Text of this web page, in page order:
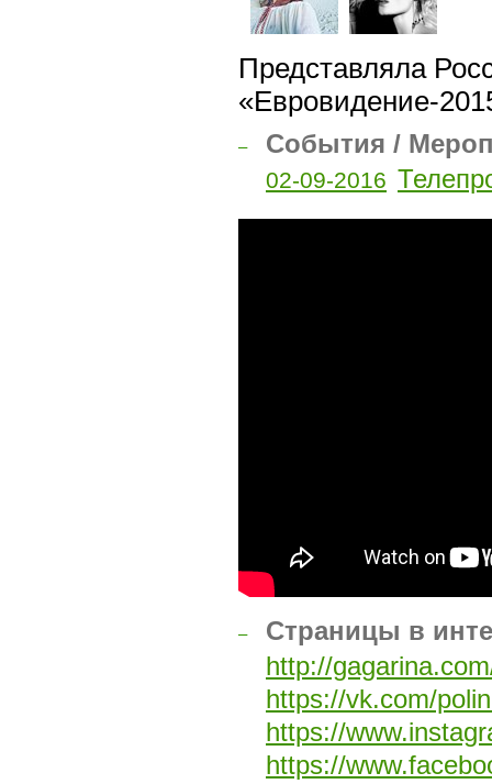
Представляла
«Евровидение-
– События /
02-09-2016
–
Страницы в
http://
https://vk.com/
https://
https://